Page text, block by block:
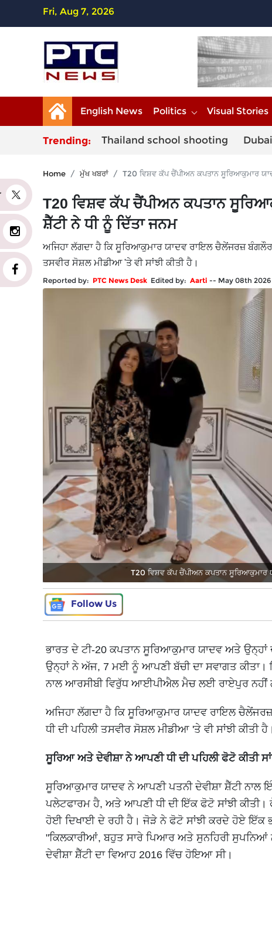
Fri, Aug 7, 2026
English News Politics Visual Stories
Trending: Thailand school shooting
Home ਮੁੱਖ ਖਬਰਾਂ T20 ਵਿਸ਼ਵ ਕੱਪ ਚੈਂਪੀਅਨ ਕਪਤਾਨ ਸੂਰਿਆਕੁਮਾਰ
T20 ਵਿਸ਼ਵ ਕੱਪ ਚੈਂਪੀਅਨ ਕਪਤਾਨ
ਸ਼ੈੱਟੀ ਨੇ ਧੀ ਨੂੰ ਦਿੱਤਾ ਜਨਮ
ਅਜਿਹਾ ਲੱਗਦਾ ਹੈ ਕਿ ਸੂਰਿਆਕੁਮਾਰ ਯਾਦਵ ਰਾਇਲ ਚੈਲੇਂਜਰਜ਼
ਤਸਵੀਰ ਸੋਸ਼ਲ ਮੀਡੀਆ 'ਤੇ ਵੀ ਸਾਂਝੀ ਕੀਤੀ ਹੈ।
Reported by: PTC News Desk Edited by: Aarti -- May 08th 2026
T20 ਵਿਸ਼ਵ ਕੱਪ ਚੈਂਪੀਅਨ ਕਪਤਾਨ ਸੂਰਿਆਕੁਮਾਰ
Follow Us
ਭਾਰਤ ਦੇ ਟੀ-20 ਕਪਤਾਨ ਸੂਰਿਆਕੁਮਾਰ ਯਾਦਵ ਅਤੇ
ਉਨ੍ਹਾਂ ਨੇ ਅੱਜ, 7 ਮਈ ਨੂੰ ਆਪਣੀ ਬੱਚੀ ਦਾ ਸਵਾਗਤ
ਨਾਲ ਆਰਸੀਬੀ ਵਿਰੁੱਧ ਆਈਪੀਐਲ ਮੈਚ ਲਈ ਰਾਏਪੁਰ ਨਹੀਂ
ਅਜਿਹਾ ਲੱਗਦਾ ਹੈ ਕਿ ਸੂਰਿਆਕੁਮਾਰ ਯਾਦਵ ਰਾਇਲ
ਧੀ ਦੀ ਪਹਿਲੀ ਤਸਵੀਰ ਸੋਸ਼ਲ ਮੀਡੀਆ 'ਤੇ ਵੀ ਸਾਂਝੀ ਕੀਤੀ ਹੈ।
ਸੂਰਿਆ ਅਤੇ ਦੇਵੀਸ਼ਾ ਨੇ ਆਪਣੀ ਧੀ ਦੀ ਪਹਿਲੀ ਫੋਟੋ ਕੀਤੀ
ਸੂਰਿਆਕੁਮਾਰ ਯਾਦਵ ਨੇ ਆਪਣੀ ਪਤਨੀ ਦੇਵੀਸ਼ਾ ਸ਼ੈੱਟੀ ਨਾਲ
ਪਲੇਟਫਾਰਮ ਹੈ, ਅਤੇ ਆਪਣੀ ਧੀ ਦੀ ਇੱਕ ਫੋਟੋ ਸਾਂਝੀ ਕੀਤੀ।
ਹੋਈ ਦਿਖਾਈ ਦੇ ਰਹੀ ਹੈ। ਜੋੜੇ ਨੇ ਫੋਟੋ ਸਾਂਝੀ ਕਰਦੇ ਹੋਏ ਇੱਕ
"ਕਿਲਕਾਰੀਆਂ, ਬਹੁਤ ਸਾਰੇ ਪਿਆਰ ਅਤੇ ਸੁਨਹਿਰੀ
ਦੇਵੀਸ਼ਾ ਸ਼ੈੱਟੀ ਦਾ ਵਿਆਹ 2016 ਵਿੱਚ ਹੋਇਆ ਸੀ।